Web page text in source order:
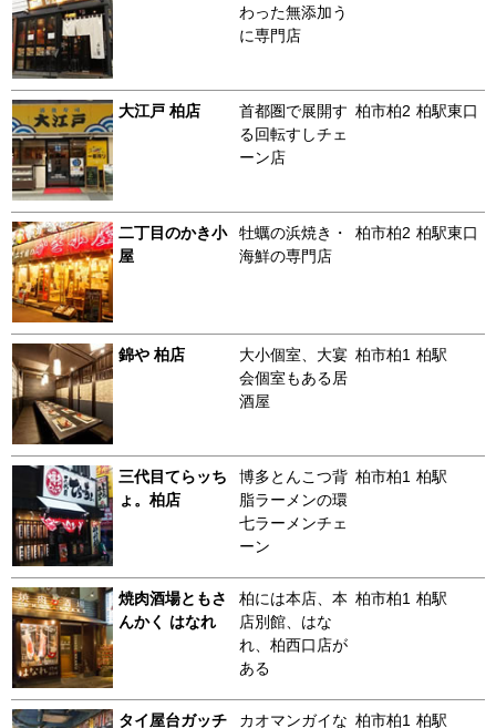
わった無添加う
に専門店
大江戸 柏店
首都圏で展開す
る回転すしチェ
ーン店
柏市柏2 柏駅東口
二丁目のかき小
屋
牡蠣の浜焼き・
海鮮の専門店
柏市柏2 柏駅東口
錦や 柏店
大小個室、大宴
会個室もある居
酒屋
柏市柏1 柏駅
三代目てらッち
ょ。柏店
博多とんこつ背
脂ラーメンの環
七ラーメンチェ
ーン
柏市柏1 柏駅
焼肉酒場ともさ
んかく はなれ
柏には本店、本
店別館、はな
れ、柏西口店が
ある
柏市柏1 柏駅
タイ屋台ガッチ
カオマンガイな 柏市柏1 柏駅